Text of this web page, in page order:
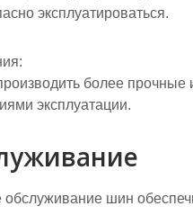
эксплуатироваться.
более
эксплуатации.
шин